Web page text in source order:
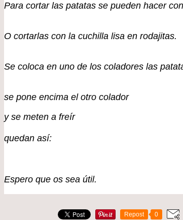
Para cortar las patatas se pueden hacer
O cortarlas con la cuchilla lisa en rodajitas.
Se coloca en uno de los coladores las
se pone encima el otro colador
y se meten a freír
quedan así:
Espero que os sea útil.
Repost 0